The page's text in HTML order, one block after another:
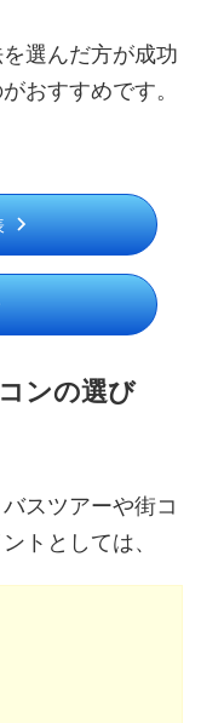
選んだ方が成功
おすすめです。
ンの選び
スツアーや街コ
トとしては、